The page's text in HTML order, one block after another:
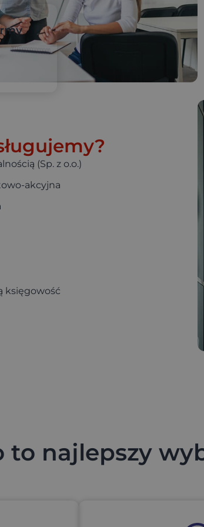
(Sp. z o.o.)
akcyjna
księgowość
to najlepszy